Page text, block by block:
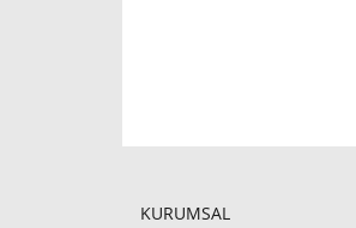
KURUMSAL